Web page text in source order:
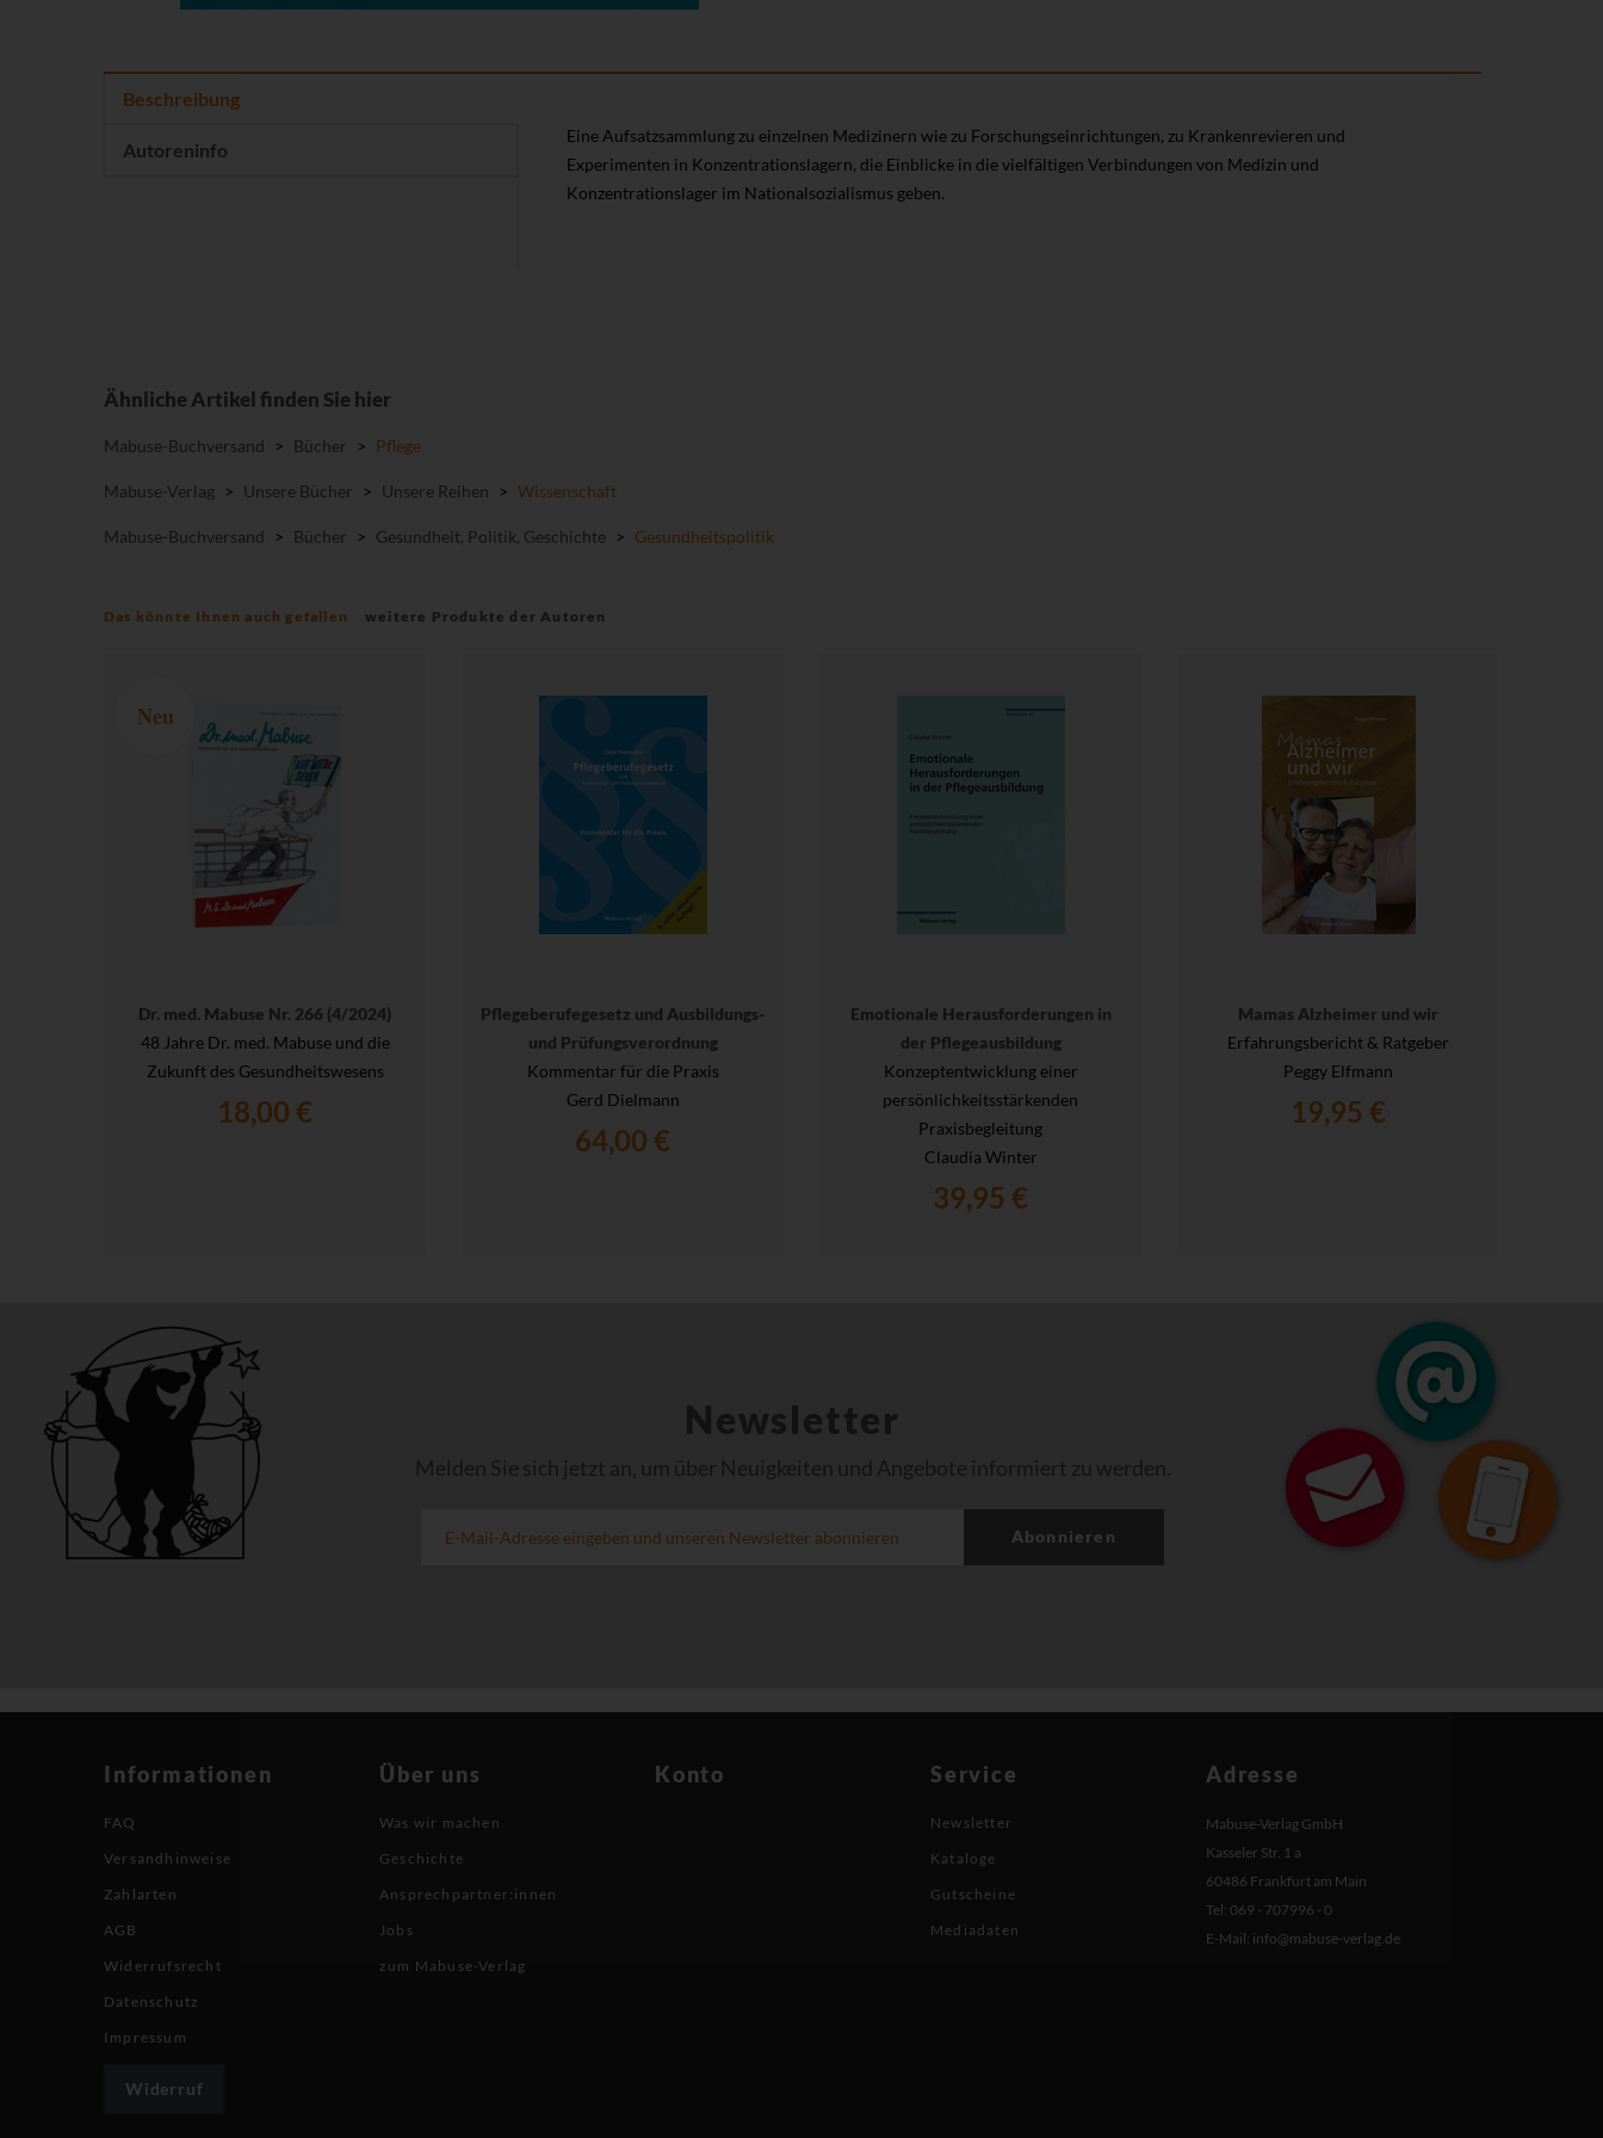
Beschreibung
Autoreninfo
Eine Aufsatzsammlung zu einzelnen Medizinern wie zu Forschungseinrichtungen, zu Krankenrevieren und
Experimenten in Konzentrationslagern, die Einblicke in die vielfältigen Verbindungen von Medizin und
Konzentrationslager im Nationalsozialismus geben.
Ähnliche Artikel finden Sie hier
Mabuse-Buchversand > Bücher > Pflege
Mabuse-Verlag > Unsere Bücher > Unsere Reihen > Wissenschaft
Mabuse-Buchversand > Bücher > Gesundheit, Politik, Geschichte > Gesundheitspolitik
Das könnte Ihnen auch gefallen weitere Produkte der Autoren
Neu
Dr. med. Mabuse Nr. 266 (4/2024)
48 Jahre Dr. med. Mabuse und die
Zukunft des Gesundheitswesens
18,00 €
Pflegeberufegesetz und Ausbildungs-
und Prüfungsverordnung
Kommentar für die Praxis
Gerd Dielmann
64,00 €
Emotionale Herausforderungen in
der Pflegeausbildung
Konzeptentwicklung einer
persönlichkeitsstärkenden
Praxisbegleitung
Claudia Winter
39,95 €
Mamas Alzheimer und wir
Erfahrungsbericht & Ratgeber
Peggy Elfmann
19,95 €
Newsletter
Melden Sie sich jetzt an, um über Neuigkeiten und Angebote informiert zu werden.
Abonnieren
Informationen
FAQ
Versandhinweise
Zahlarten
AGB
Widerrufsrecht
Datenschutz
Impressum
Widerruf
Über uns
Was wir machen
Geschichte
Ansprechpartner:innen
Jobs
zum Mabuse-Verlag
Konto Service
Newsletter
Kataloge
Gutscheine
Mediadaten
Adresse
Mabuse-Verlag GmbH
Kasseler Str. 1 a
60486 Frankfurt am Main
Tel: 069 - 707996 - 0
E-Mail: info@mabuse-verlag.de